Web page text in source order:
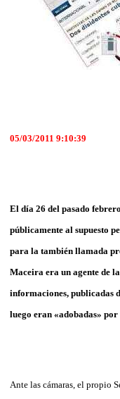
05/03/2011 9:10:39
El día 26 del pasado
públicamente al supuesto
para la también llamada
Maceira era un agente de
informaciones, publicadas
luego eran «adobadas»
Ante las cámaras, el propio